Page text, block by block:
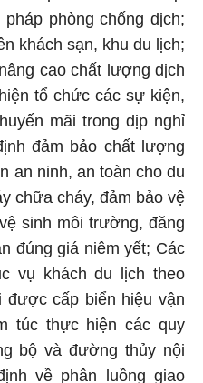
phòng chống dịch;
khách sạn, khu du lịch;
cao chất lượng dịch
tổ chức các sự kiện,
mãi trong dịp nghỉ
đảm bảo chất lượng
an ninh, an toàn cho du
chữa cháy, đảm bảo vệ
sinh môi trường, đăng
đúng giá niêm yết; Các
vụ khách du lịch theo
cấp biển hiệu vận
túc thực hiện các quy
bộ và đường thủy nội
về phân luồng giao